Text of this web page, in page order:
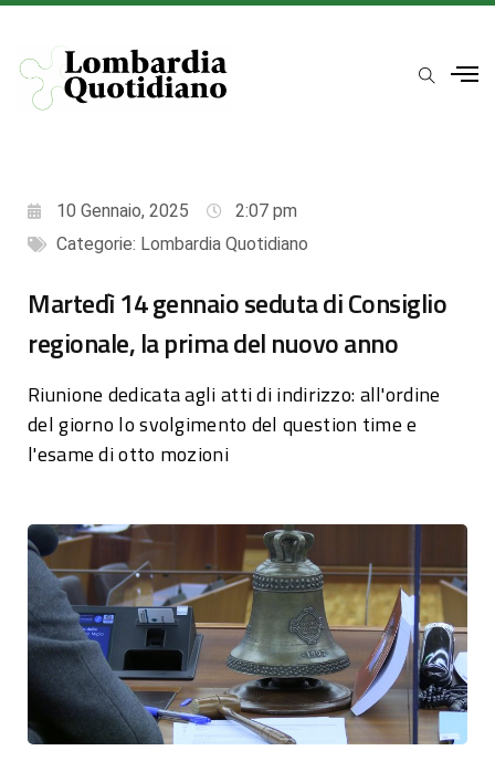
10 Gennaio, 2025
2:07 pm
Categorie: Lombardia Quotidiano
Martedì 14 gennaio seduta di Consiglio
regionale, la prima del nuovo anno
Riunione dedicata agli atti di indirizzo: all'ordine
del giorno lo svolgimento del question time e
l'esame di otto mozioni